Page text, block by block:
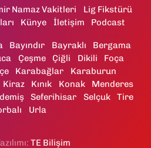
Namaz Vakitleri
Lig Fikstürü
Künye İletişim Podcast
Bayındır Bayraklı
Bergama
Çeşme Çiğli Dikili
Foça
Karabağlar
Karaburun
Kiraz Kınık Konak
Menderes
Seferihisar Selçuk
Tire
Urla
TE Bilişim